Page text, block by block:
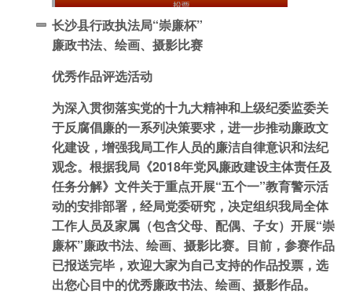
长沙县行政执法局“崇廉杯”
廉政书法、绘画、摄影比赛
优秀作品评选活动
为深入贯彻落实党的十九大精神和上级纪委监委关
于反腐倡廉的一系列决策要求，进一步推动廉政文
化建设，增强我局工作人员的廉洁自律意识和法纪
观念。根据我局《2018年党风廉政建设主体责任及
任务分解》文件关于重点开展“五个一”教育警示活
动的安排部署，经局党委研究，决定组织我局全体
工作人员及家属（包含父母、配偶、子女）开展“崇
廉杯”廉政书法、绘画、摄影比赛。目前，参赛作品
已报送完毕，欢迎大家为自己支持的作品投票，选
出您心目中的优秀廉政书法、绘画、摄影作品。